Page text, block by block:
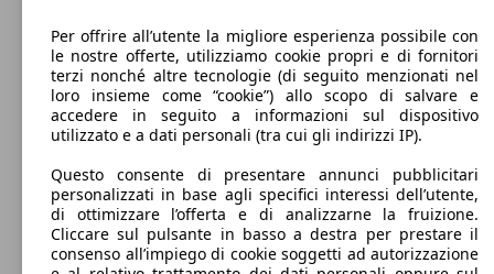
Diesel
Carburante
159 g/km
Emissioni di CO2 (combinato)*
Per offrire all’utente la migliore esperienza possibile con
le nostre offerte, utilizziamo cookie propri e di fornitori
terzi nonché altre tecnologie (di seguito menzionati nel
loro insieme come “cookie”) allo scopo di salvare e
accedere in seguito a informazioni sul dispositivo
utilizzato e a dati personali (tra cui gli indirizzi IP).
Questo consente di presentare annunci pubblicitari
personalizzati in base agli specifici interessi dell’utente,
di ottimizzare l’offerta e di analizzarne la fruizione.
Cliccare sul pulsante in basso a destra per prestare il
consenso all’impiego di cookie soggetti ad autorizzazione